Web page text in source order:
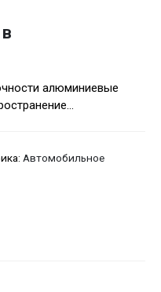
алюминиевые
Автомобильное